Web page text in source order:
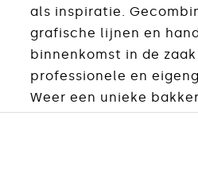
als inspiratie.
grafische lijnen en
binnenkomst in de
professionele en
Weer een unieke